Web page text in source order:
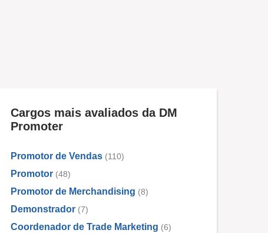
Cargos mais avaliados da DM
Promoter
Promotor de Vendas (110)
Promotor (48)
Promotor de Merchandising (8)
Demonstrador (7)
Coordenador de Trade Marketing (6)